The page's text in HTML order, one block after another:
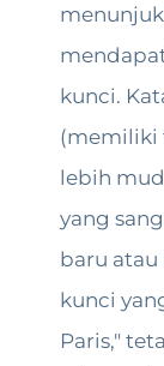
kunci.
(memiliki
lebih
yang
baru atau
kunci
Paris,"